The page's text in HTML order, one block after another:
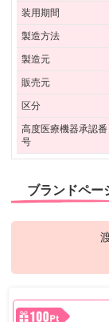
装用期間
製造方法
製造元
販売元
区分
高度医療機器承認番
号
ブランドペー